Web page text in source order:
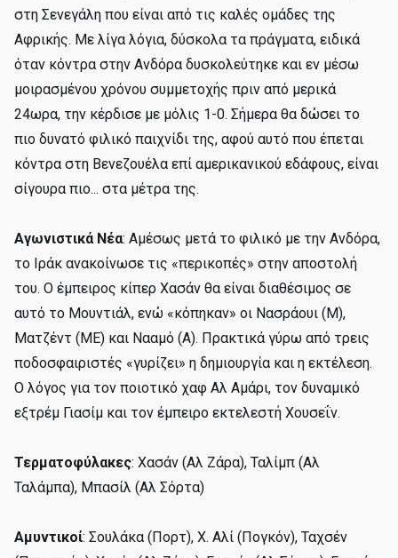
στη Σενεγάλη που είναι από τις καλές ομάδες της
Αφρικής. Με λίγα λόγια, δύσκολα τα πράγματα, ειδικά
όταν κόντρα στην Ανδόρα δυσκολεύτηκε και εν μέσω
μοιρασμένου χρόνου συμμετοχής πριν από μερικά
24ωρα, την κέρδισε με μόλις 1-0. Σήμερα θα δώσει το
πιο δυνατό φιλικό παιχνίδι της, αφού αυτό που έπεται
κόντρα στη Βενεζουέλα επί αμερικανικού εδάφους, είναι
σίγουρα πιο... στα μέτρα της.
Αγωνιστικά Νέα: Αμέσως μετά το φιλικό με την Ανδόρα,
το Ιράκ ανακοίνωσε τις «περικοπές» στην αποστολή
του. Ο έμπειρος κίπερ Χασάν θα είναι διαθέσιμος σε
αυτό το Μουντιάλ, ενώ «κόπηκαν» οι Νασράουι (Μ),
Ματζέντ (ΜΕ) και Νααμό (Α). Πρακτικά γύρω από τρεις
ποδοσφαιριστές «γυρίζει» η δημιουργία και η εκτέλεση.
Ο λόγος για τον ποιοτικό χαφ Αλ Αμάρι, τον δυναμικό
εξτρέμ Γιασίμ και τον έμπειρο εκτελεστή Χουσεΐν.
Τερματοφύλακες: Χασάν (Αλ Ζάρα), Ταλίμπ (Αλ
Ταλάμπα), Μπασίλ (Αλ Σόρτα)
Αμυντικοί: Σουλάκα (Πορτ), Χ. Αλί (Πογκόν), Ταχσέν